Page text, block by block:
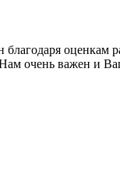
очень важен и